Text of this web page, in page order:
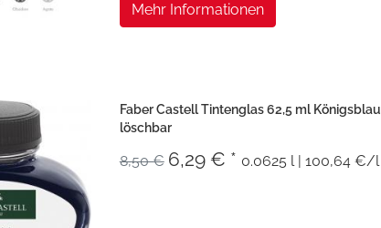
Mehr Informationen
Faber Castell Tintenglas 62,5 ml Königsblau
löschbar
8,50 € 6,29 € * 0.0625 l | 100,64 €/l